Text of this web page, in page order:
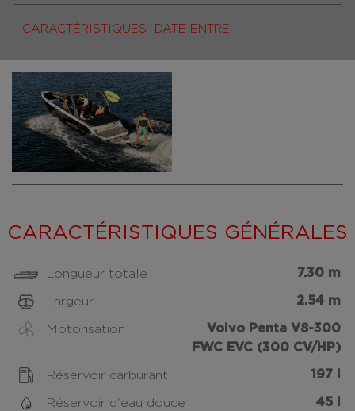
CARACTÉRISTIQUES DATE ENTRE
CARACTÉRISTIQUES GÉNÉRALES
Longueur totale 7.30 m
Largeur 2.54 m
Motorisation
Volvo Penta V8-300
FWC EVC (300 CV/HP)
Réservoir carburant 197 l
Réservoir d'eau douce 45 l